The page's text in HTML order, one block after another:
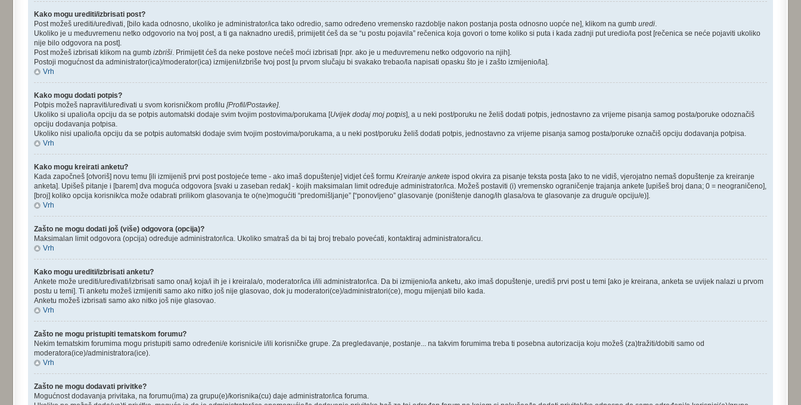
Kako mogu urediti/izbrisati post?
Post možeš urediti/uređivati, [bilo kada odnosno, ukoliko je administrator/ica tako odredio, samo određeno vremensko razdoblje nakon postanja posta odnosno uopće ne], klikom na gumburedi.
Ukoliko je u međuvremenu netko odgovorio na tvoj post, a ti ga naknadno urediš, primijetit ćeš da se “u postu pojavila” rečenica koja govori o tome koliko si puta i kada zadnji put uredio/la post [rečenica se neće pojaviti ukoliko
nije bilo odgovora na post].
Post možeš izbrisati klikom na gumbizbriši. Primijetit ćeš da neke postove nećeš moći izbrisati [npr. ako je u međuvremenu netko odgovorio na njih].
Postoji mogućnost da administrator(ica)/moderator(ica) izmijeni/izbriše tvoj post [u prvom slučaju bi svakako trebao/la napisati opasku što je i zašto izmijenio/la].
Vrh
Kako mogu dodati potpis?
Potpis možeš napraviti/uređivati u svom korisničkom profilu[Profil/Postavke].
Ukoliko si upalio/la opciju da se potpis automatski dodaje svim tvojim postovima/porukama [Uvijek dodaj moj potpis], a u neki post/poruku ne želiš dodati potpis, jednostavno za vrijeme pisanja samog posta/poruke odoznačiš
opciju dodavanja potpisa.
Ukoliko nisi upalio/la opciju da se potpis automatski dodaje svim tvojim postovima/porukama, a u neki post/poruku želiš dodati potpis, jednostavno za vrijeme pisanja samog posta/poruke označiš opciju dodavanja potpisa.
Vrh
Kako mogu kreirati anketu?
Kada započneš [otvoriš] novu temu [ili izmijeniš prvi post postojeće teme - ako imaš dopuštenje] vidjet ćeš formuKreiranje ankete ispod okvira za pisanje teksta posta [ako to ne vidiš, vjerojatno nemaš dopuštenje za kreiranje
anketa]. Upišeš pitanje i [barem] dva moguća odgovora [svaki u zaseban redak] - kojih maksimalan limit određuje administrator/ica. Možeš postaviti (i) vremensko ograničenje trajanja ankete [upišeš broj dana; 0 = neograničeno],
[broj] koliko opcija korisnik/ca može odabrati prilikom glasovanja te o(ne)mogućiti “predomišljanje” [“ponovljeno” glasovanje (poništenje danog/ih glasa/ova te glasovanje za drugu/e opciju/e)].
Vrh
Zašto ne mogu dodati još (više) odgovora (opcija)?
Maksimalan limit odgovora (opcija) određuje administrator/ica. Ukoliko smatraš da bi taj broj trebalo povećati, kontaktiraj administratora/icu.
Vrh
Kako mogu urediti/izbrisati anketu?
Ankete može urediti/uređivati/izbrisati samo ona/j koja/i ih je i kreirala/o, moderator/ica i/ili administrator/ica. Da bi izmijenio/la anketu, ako imaš dopuštenje, urediš prvi post u temi [ako je kreirana, anketa se uvijek nalazi u prvom
postu u temi]. Ti anketu možeš izmijeniti samo ako nitko još nije glasovao, dok ju moderatori(ce)/administratori(ce), mogu mijenjati bilo kada.
Anketu možeš izbrisati samo ako nitko još nije glasovao.
Vrh
Zašto ne mogu pristupiti tematskom forumu?
Nekim tematskim forumima mogu pristupiti samo određeni/e korisnici/e i/ili korisničke grupe. Za pregledavanje, postanje... na takvim forumima treba ti posebna autorizacija koju možeš (za)tražiti/dobiti samo od
moderatora(ice)/administratora(ice).
Vrh
Zašto ne mogu dodavati privitke?
Mogućnost dodavanja privitaka, na forumu(ima) za grupu(e)/korisnika(cu) daje administrator/ica foruma.